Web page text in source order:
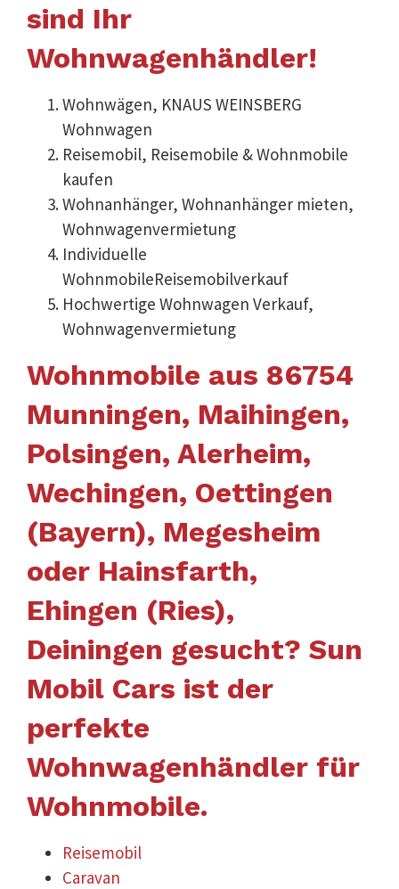
sind Ihr
Wohnwagenhändler!
Wohnwägen, KNAUS WEINSBERG
Wohnwagen
Reisemobil, Reisemobile & Wohnmobile
kaufen
Wohnanhänger, Wohnanhänger mieten,
Wohnwagenvermietung
Individuelle
WohnmobileReisemobilverkauf
Hochwertige Wohnwagen Verkauf,
Wohnwagenvermietung
Wohnmobile aus 86754
Munningen, Maihingen,
Polsingen, Alerheim,
Wechingen, Oettingen
(Bayern), Megesheim
oder Hainsfarth,
Ehingen (Ries),
Deiningen gesucht? Sun
Mobil Cars ist der
perfekte
Wohnwagenhändler für
Wohnmobile.
Reisemobil
Caravan